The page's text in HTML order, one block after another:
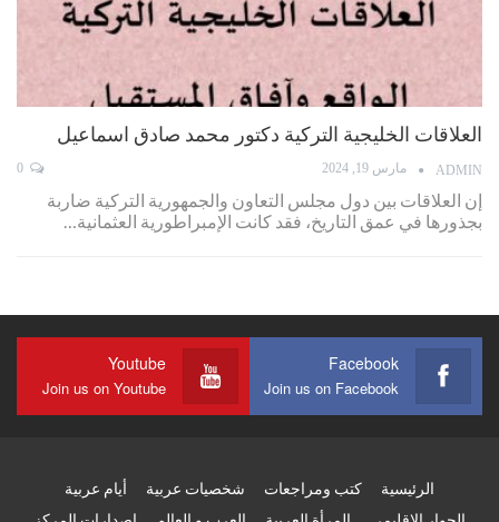
العلاقات الخليجية التركية دكتور محمد صادق اسماعيل
ADMIN مارس 19, 2024
إن العلاقات بين دول مجلس التعاون والجمهورية التركية ضاربة
بجذورها في عمق التاريخ، فقد كانت الإمبراطورية العثمانية…
Facebook
Join us on Facebook
Youtube
Join us on Youtube
الرئيسية كتب ومراجعات شخصيات عربية
أيام عربية